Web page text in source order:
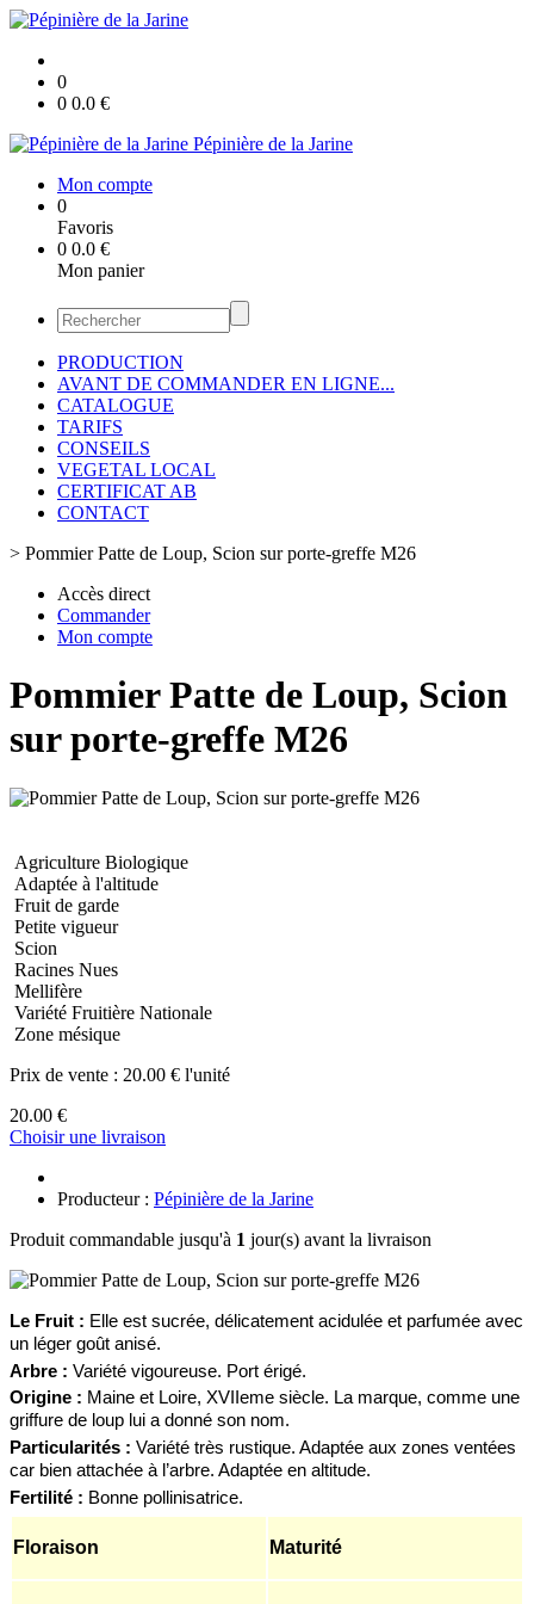
0
0 0.0 €
Pépinière de la Jarine
Mon compte
0
Favoris
0 0.0 €
Mon panier
PRODUCTION
AVANT DE COMMANDER EN LIGNE...
CATALOGUE
TARIFS
CONSEILS
VEGETAL LOCAL
CERTIFICAT AB
CONTACT
> Pommier Patte de Loup, Scion sur porte-greffe M26
Accès direct
Commander
Mon compte
Pommier Patte de Loup, Scion
sur porte-greffe M26
Agriculture Biologique
Adaptée à l'altitude
Fruit de garde
Petite vigueur
Scion
Racines Nues
Mellifère
Variété Fruitière Nationale
Zone mésique
Prix de vente : 20.00 € l'unité
20.00 €
Choisir une livraison
Producteur : Pépinière de la Jarine
Produit commandable jusqu'à 1 jour(s) avant la livraison
Le Fruit : Elle est sucrée, délicatement acidulée et parfumée avec
un léger goût anisé.
Arbre : Variété vigoureuse. Port érigé.
Origine : Maine et Loire, XVIIeme siècle. La marque, comme une
griffure de loup lui a donné son nom.
Particularités : Variété très rustique. Adaptée aux zones ventées
car bien attachée à l’arbre. Adaptée en altitude.
Fertilité : Bonne pollinisatrice.
Floraison Maturité